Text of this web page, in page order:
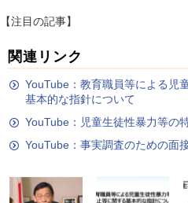
【注目の記事】
関連リンク
YouTube：教育職員等による児
基本的な指針について
YouTube：児童生徒性暴力等の
YouTube：事実調査のための面